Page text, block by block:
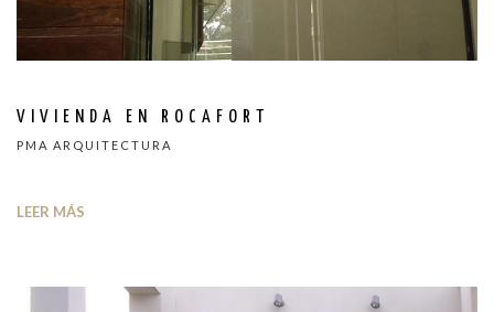
VIVIENDA EN ROCAFORT
PMA ARQUITECTURA
LEER MÁS